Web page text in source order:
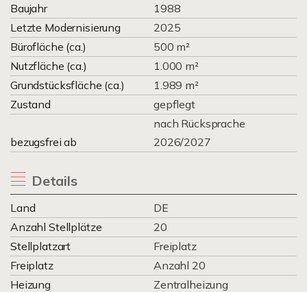
Baujahr
1988
Letzte Modernisierung
2025
Bürofläche (ca.)
500 m²
Nutzfläche (ca.)
1.000 m²
Grundstücksfläche (ca.)
1.989 m²
Zustand
gepflegt
bezugsfrei ab
nach Rücksprache
2026/2027
Details
Land
DE
Anzahl Stellplätze
20
Stellplatzart
Freiplatz
Freiplatz
Anzahl 20
Heizung
Zentralheizung